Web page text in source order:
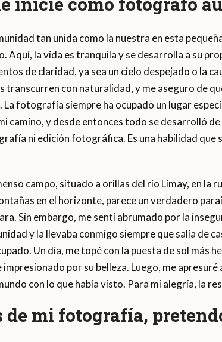
tan unida como la nuestra en esta
Aquí, la vida es tranquila y se desarrolla a su
de claridad, ya sea un cielo despejado o la
transcurren con naturalidad, y me aseguro de
La fotografía siempre ha ocupado un lugar
camino, y desde entonces todo se desarrolló
ni edición fotográfica. Es una habilidad que
campo, situado a orillas del río Limay, en la
en el horizonte, parece un verdadero
Sin embargo, me sentí abrumado por la
y la llevaba conmigo siempre que salía de
Un día, me topé con la puesta de sol más
por su belleza. Luego, me
con lo que había visto. Para mi alegría, la
de mi fotografía,